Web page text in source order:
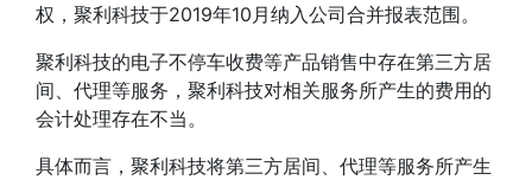
权，聚利科技于2019年10月纳入公司合并报表范围。
聚利科技的电子不停车收费等产品销售中存在第三方居
间、代理等服务，聚利科技对相关服务所产生的费用的
会计处理存在不当。
具体而言，聚利科技将第三方居间、代理等服务所产生